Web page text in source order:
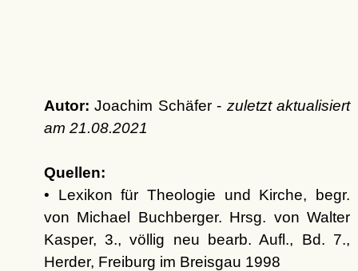
Autor: Joachim Schäfer - zuletzt aktualisiert
am 21.08.2021
Quellen:
• Lexikon für Theologie und Kirche, begr.
von Michael Buchberger. Hrsg. von Walter
Kasper, 3., völlig neu bearb. Aufl., Bd. 7.,
Herder, Freiburg im Breisgau 1998